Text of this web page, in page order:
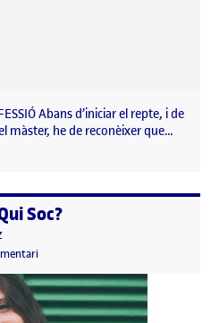
Abans d’iniciar el repte, i de
màster, he de reconèixer que…
Soc?
2024 10:44 am
el PRESENTACIÓ: Qui Soc?